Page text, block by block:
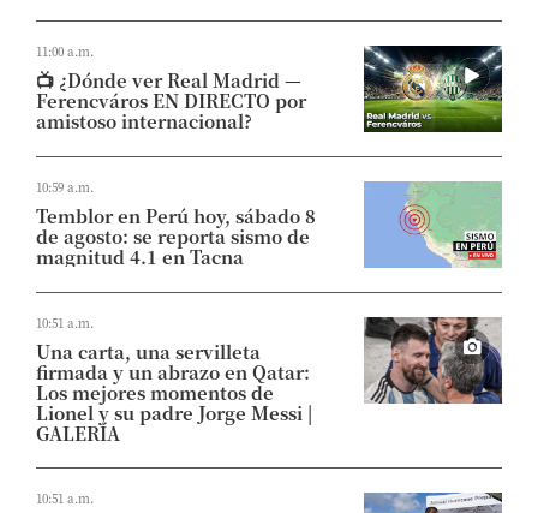
11:00 a.m.
📺​ ¿Dónde ver Real Madrid —
Ferencváros EN DIRECTO por
amistoso internacional?
10:59 a.m.
Temblor en Perú hoy, sábado 8
de agosto: se reporta sismo de
magnitud 4.1 en Tacna
10:51 a.m.
Una carta, una servilleta
firmada y un abrazo en Qatar:
Los mejores momentos de
Lionel y su padre Jorge Messi |
GALERÍA
10:51 a.m.